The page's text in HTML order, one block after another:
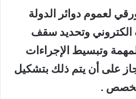
لعموم دوائر الدولة
الكتروني وتحديد سقف
وتبسيط الإجراءات
على أن يتم ذلك بتشكيل
.